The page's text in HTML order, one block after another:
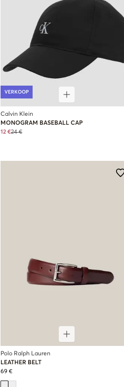
VERKOOP
Calvin Klein
MONOGRAM BASEBALL CAP
12 €24 €
Polo Ralph Lauren
LEATHER BELT
69 €